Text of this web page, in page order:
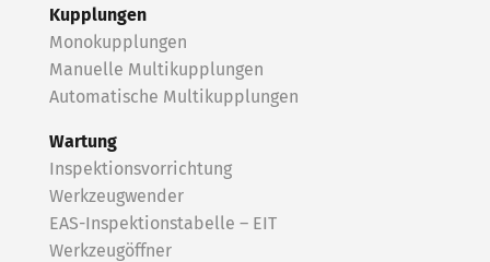
Kupplungen
Monokupplungen
Manuelle Multikupplungen
Automatische Multikupplungen
Wartung
Inspektionsvorrichtung
Werkzeugwender
EAS-Inspektionstabelle – EIT
Werkzeugöffner